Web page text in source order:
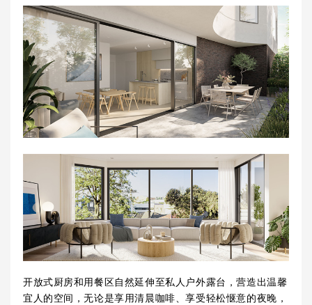
开放式厨房和用餐区自然延伸至私人户外露台，营造出温馨
宜人的空间，无论是享用清晨咖啡、享受轻松惬意的夜晚，